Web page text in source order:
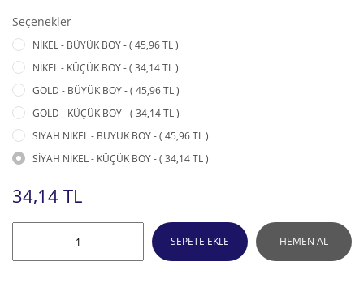
Seçenekler
NİKEL - BÜYÜK BOY - ( 45,96 TL )
NİKEL - KÜÇÜK BOY - ( 34,14 TL )
GOLD - BÜYÜK BOY - ( 45,96 TL )
GOLD - KÜÇÜK BOY - ( 34,14 TL )
SİYAH NİKEL - BÜYÜK BOY - ( 45,96 TL )
SİYAH NİKEL - KÜÇÜK BOY - ( 34,14 TL )
34,14 TL
SEPETE EKLE HEMEN AL